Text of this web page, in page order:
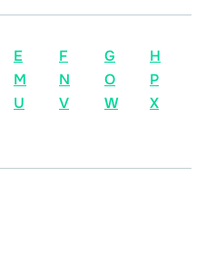
E F G
H
M N O
P
U V W
X